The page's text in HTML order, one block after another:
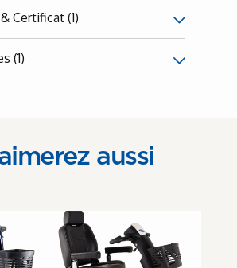
Certificat (1)
(1)
aussi